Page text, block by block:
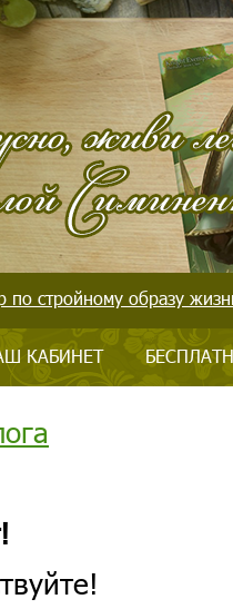
по стройному образу
КАБИНЕТ